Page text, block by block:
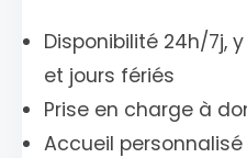
Disponibilité 24h/7j,
et jours fériés
Prise en charge à
Accueil personnalisé